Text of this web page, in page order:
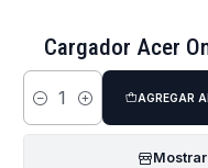
Cargador Acer
Cantidad
AGREGAR